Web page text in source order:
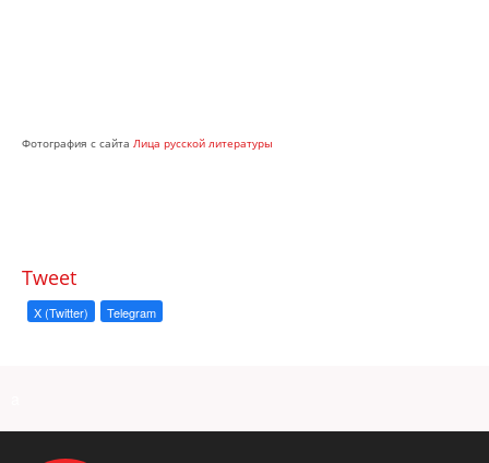
Фотография с сайта Лица русской литературы
Tweet
X (Twitter) Telegram